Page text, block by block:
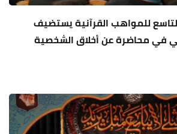
للمواهب القرآنية يستضيف
في محاضرة عن أخلاق الشخصية